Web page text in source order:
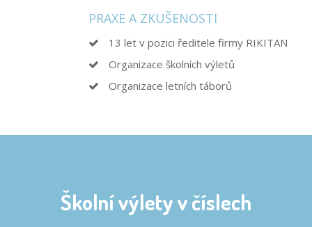
PRAXE A ZKUŠENOSTI
13 let v pozici ředitele firmy RIKITAN
Organizace školních výletů
Organizace letních táborů
Školní výlety v číslech